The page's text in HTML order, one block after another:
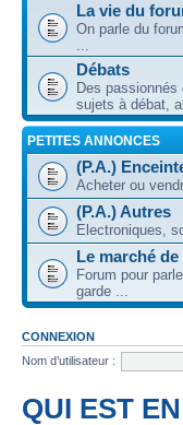
La vie du
On parle du
...
Débats
Des
sujets à débat,
PETITES ANNONCES
(P.A.)
Acheter ou
(P.A.) Autres
Electroniques,
Le marché
Forum pour
garde ...
CONNEXION
Nom d’utilisateur :
QUI EST